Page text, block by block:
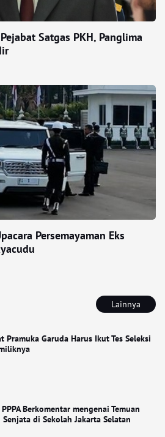
Lainnya
Pramuka Garuda Harus Ikut Tes Seleksi
Berkomentar mengenai Temuan
Senjata di Sekolah Jakarta Selatan
Satgas PKH, Panglima
Persemayaman Eks